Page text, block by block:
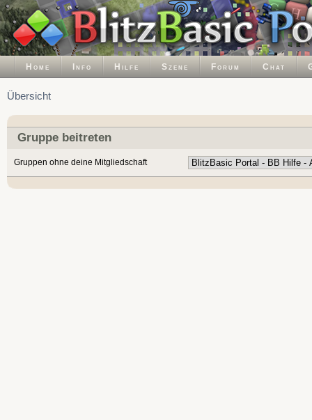
Home Info Hilfe Szene Forum Chat
Übersicht
Gruppe beitreten
Gruppen ohne deine Mitgliedschaft